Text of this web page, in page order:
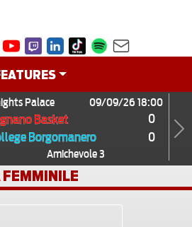
Palace 09/09/26 18:00
Basket
0
Borgomanero
0
Amichevole 3
Next